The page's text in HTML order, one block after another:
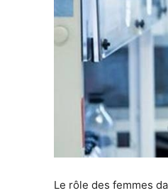
Le rôle des femmes